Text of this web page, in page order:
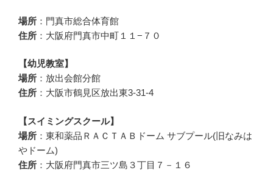
場所 ：門真市総合体育館
住所 ：大阪府門真市中町１１−７０
【幼児教室】
場所 ：放出会館分館
住所 ：大阪市鶴見区放出東3-31-4
【スイミングスクール】
場所 ：東和薬品ＲＡＣＴＡＢドーム サブプール(旧なみは
やドーム)
住所 ：大阪府門真市三ツ島３丁目７－１６